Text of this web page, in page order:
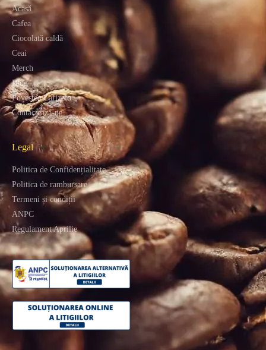
Acasă
Cafea
Ciocolată caldă
Ceai
Merch
Blog
Povestea Cafizzio
Contactează-ne
Legal
Politica de Confidențialitate
Politica de rambursare
Termeni și condiții
ANPC
Regulament Aprilie